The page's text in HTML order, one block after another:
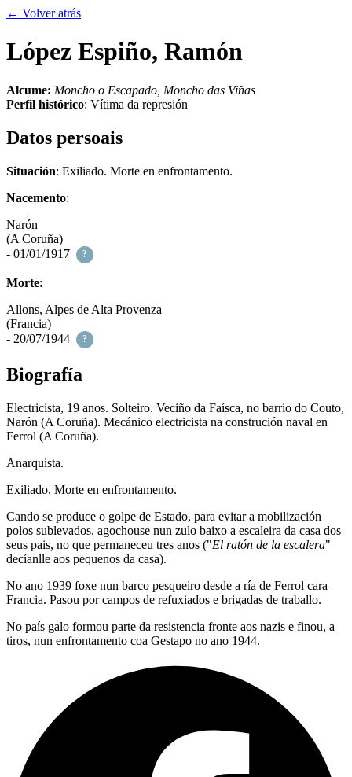
← Volver atrás
López Espiño, Ramón
Alcume: Moncho o Escapado, Moncho das Viñas
Perfil histórico: Vítima da represión
Datos persoais
Situación: Exiliado. Morte en enfrontamento.
Nacemento:
Narón
(A Coruña)
- 01/01/1917
?
Morte:
Allons, Alpes de Alta Provenza
(Francia)
- 20/07/1944
?
Biografía
Electricista, 19 anos. Solteiro. Veciño da Faísca, no barrio do Couto,
Narón (A Coruña). Mecánico electricista na construción naval en
Ferrol (A Coruña).
Anarquista.
Exiliado. Morte en enfrontamento.
Cando se produce o golpe de Estado, para evitar a mobilización
polos sublevados, agochouse nun zulo baixo a escaleira da casa dos
seus pais, no que permaneceu tres anos ("El ratón de la escalera"
decíanlle aos pequenos da casa).
No ano 1939 foxe nun barco pesqueiro desde a ría de Ferrol cara
Francia. Pasou por campos de refuxiados e brigadas de traballo.
No país galo formou parte da resistencia fronte aos nazis e finou, a
tiros, nun enfrontamento coa Gestapo no ano 1944.